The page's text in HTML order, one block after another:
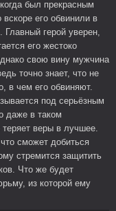
был прекрасным
вскоре его обвинили в
Главный герой уверен,
его жестоко
свою вину мужчина
точно знает, что не
в чем его обвиняют.
под серьёзным
даже в таком
веры в лучшее.
сможет добиться
стремится защитить
Что же будет
из которой ему